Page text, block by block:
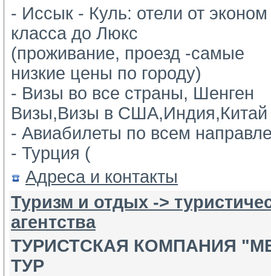
- Иссык - Куль: отели от эконом
класса до Люкс
(проживание, проезд -самые
низкие цены по городу)
- Визы во все страны, Шенген
Визы,Визы в США,Индия,Китай
- Авиабилеты по всем
- Турция (
Адреса и контакты
Туризм и отдых ->
агентства
ТУРИСТСКАЯ КОМПАНИЯ
ТУР